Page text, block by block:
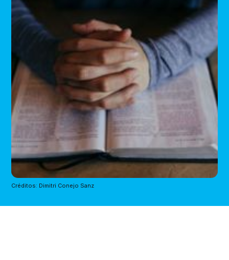
Créditos: Dimitri Conejo Sanz